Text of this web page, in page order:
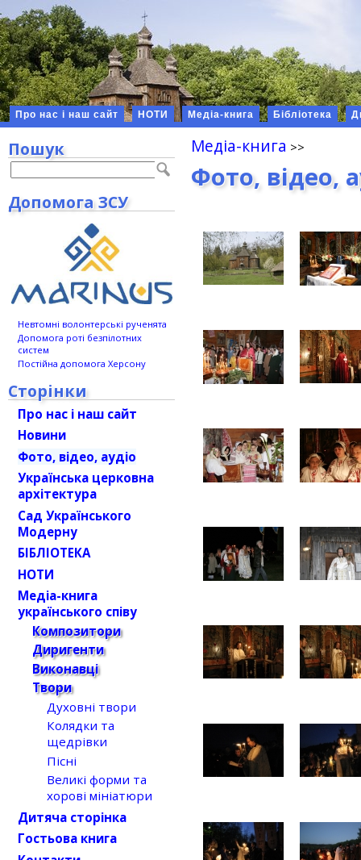
Про нас і наш сайт НОТИ Медіа-книга Бібліотека
Медіа-книга
Фото, відео,
Пошук
Допомога ЗСУ
Невтомні волонтерські рученята
Допомога роті безпілотних
систем
Постійна допомога Херсону
Сторінки
Про нас і наш сайт
Новини
Фото, відео, аудіо
Українська церковна
архітектура
Сад Українського
Модерну
БІБЛІОТЕКА
НОТИ
Медіа-книга
українського співу
Композитори
Диригенти
Виконавці
Твори
Духовні твори
Колядки та
щедрівки
Пісні
Великі форми та
хорові мініатюри
Дитяча сторінка
Гостьова книга